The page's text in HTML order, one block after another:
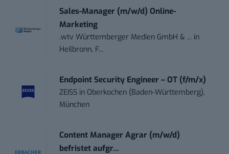
Sales-Manager (m/w/d) Online-
Marketing
.wtv Württemberger Medien GmbH & ... in
Heilbronn, F...
Endpoint Security Engineer – OT (f/m/x)
ZEISS in Oberkochen (Baden-Württemberg),
München
Content Manager Agrar (m/w/d)
befristet aufgr...